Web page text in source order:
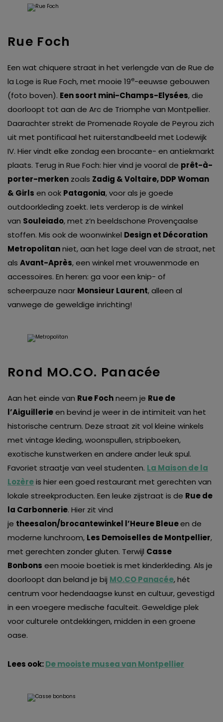
Rue Foch
Een wat chiquere straat in het verlengde van de Rue de
la Loge is Rue Foch, met mooie 19e-eeuwse gebouwen
(foto boven). Een soort mini-Champs-Elysées, die
doorloopt tot aan de Arc de Triomphe van Montpellier.
Daarachter strekt de Promenade Royale de Peyrou zich
uit met pontificaal het ruiterstandbeeld met Lodewijk
IV. Hier vindt elke zondag een brocante- en antiekmarkt
plaats. Terug in Rue Foch: hier vind je vooral de prêt-à-
porter-merken zoals Zadig & Voltaire, DDP Woman
& Girls en ook Patagonia, voor als je goede
outdoorkleding zoekt. Iets verderop is de winkel
van Souleiado, met z’n beeldschone Provençaalse
stoffen. Mis ook de woonwinkel Design et Décoration
Metropolitanniet, aan het lage deel van de straat, net
als Avant-Après, een winkel met vrouwenmode en
accessoires. En heren: ga voor een knip- of
scheerpauze naar Monsieur Laurent, alleen al
vanwege de geweldige inrichting!
Rond MO.CO. Panacée
Aan het einde van Rue Fochneem je Rue de
l’Aiguillerieen bevind je weer in de intimiteit van het
historische centrum. Deze straat zit vol kleine winkels
met vintage kleding, woonspullen, stripboeken,
exotische kunstwerken en andere ander leuk spul.
Favoriet straatje van veel studenten. La Maison de la
Lozèreis hier een goed restaurant met gerechten van
lokale streekproducten. Een leuke zijstraat is de Rue de
la Carbonnerie. Hier zit vind
je theesalon/brocantewinkel l’Heure Bleueen de
moderne lunchroom, Les Demoiselles de Montpellier,
met gerechten zonder gluten. Terwijl Casse
Bonbons een mooie boetiek is met kinderkleding. Als je
doorloopt dan beland je bij MO.CO Panacée, hét
centrum voor hedendaagse kunst en cultuur, gevestigd
in een vroegere medische faculteit. Geweldige plek
voor culturele ontdekkingen, midden in een groene
oase.
Lees ook:De mooiste musea van Montpellier